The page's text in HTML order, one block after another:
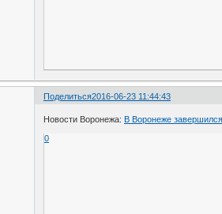
Поделиться2016-06-23 11:44:43
Новости Воронежа: В Воронеже
0